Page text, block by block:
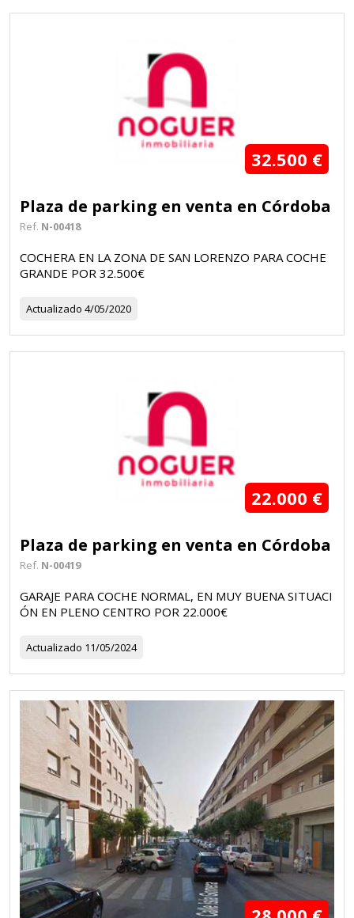
32.500 €
Plaza de parking en venta en Córdoba
Ref. N-00418
COCHERA EN LA ZONA DE SAN LORENZO PARA COCHE
GRANDE POR 32.500€
Actualizado 4/05/2020
22.000 €
Plaza de parking en venta en Córdoba
Ref. N-00419
GARAJE PARA COCHE NORMAL, EN MUY BUENA SITUACI
ÓN EN PLENO CENTRO POR 22.000€
Actualizado 11/05/2024